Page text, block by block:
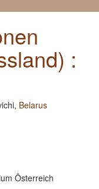
:
Belarus
Österreich